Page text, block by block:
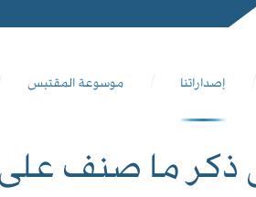
إصداراتنا موسوعة المقتبس
ذكر ما صنف